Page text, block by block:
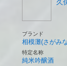
久
ブランド
相模灘(さがみ
特定名称
純米吟醸酒